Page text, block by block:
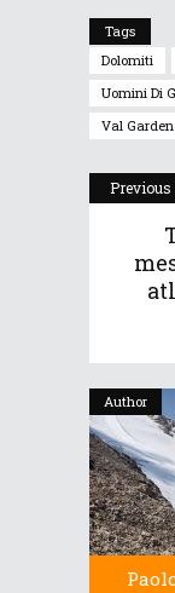
Tags
Dolomiti
Uomini Di
Val
Author